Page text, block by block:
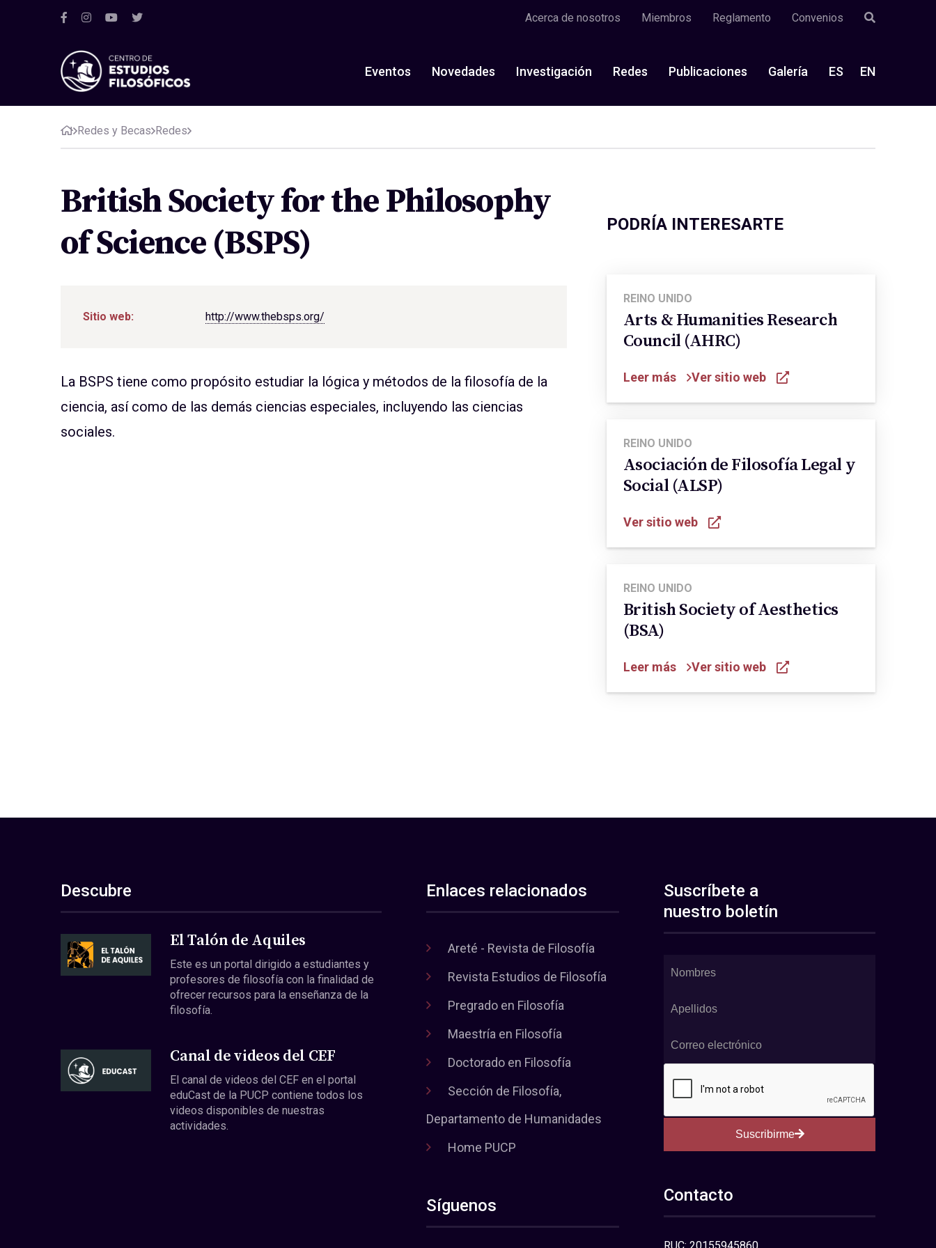
Acerca de nosotros Miembros Reglamento Convenios
Eventos Novedades Investigación Redes Publicaciones Galería ES EN
Redes y Becas Redes
British Society for the Philosophy
of Science (BSPS)
Sitio web: http://www.thebsps.org/
La BSPS tiene como propósito estudiar la lógica y métodos de la filosofía de la
ciencia, así como de las demás ciencias especiales, incluyendo las ciencias
sociales.
PODRÍA INTERESARTE
REINO UNIDO
Arts & Humanities Research
Council (AHRC)
Leer más Ver sitio web
REINO UNIDO
Asociación de Filosofía Legal y
Social (ALSP)
Ver sitio web
REINO UNIDO
British Society of Aesthetics
(BSA)
Leer más Ver sitio web
Descubre
El Talón de Aquiles
Este es un portal dirigido a estudiantes y
profesores de filosofía con la finalidad de
ofrecer recursos para la enseñanza de la
filosofía.
Canal de videos del CEF
El canal de videos del CEF en el portal
eduCast de la PUCP contiene todos los
videos disponibles de nuestras
actividades.
Enlaces relacionados
Areté - Revista de Filosofía
Revista Estudios de Filosofía
Pregrado en Filosofía
Maestría en Filosofía
Doctorado en Filosofía
Sección de Filosofía,
Departamento de Humanidades
Home PUCP
Síguenos
Suscríbete a
nuestro boletín
Suscribirme
Contacto